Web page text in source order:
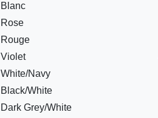
Blanc
Rose
Rouge
Violet
White/Navy
Black/White
Dark Grey/White